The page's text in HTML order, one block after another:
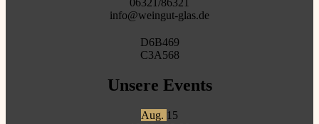
06321/86321
info@weingut-glas.de
D6B469
C3A568
Unsere Events
Aug. 15